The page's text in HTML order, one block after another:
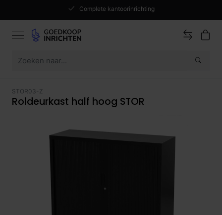
Complete kantoorinrichting
STOR03-Z
Roldeurkast half hoog STOR